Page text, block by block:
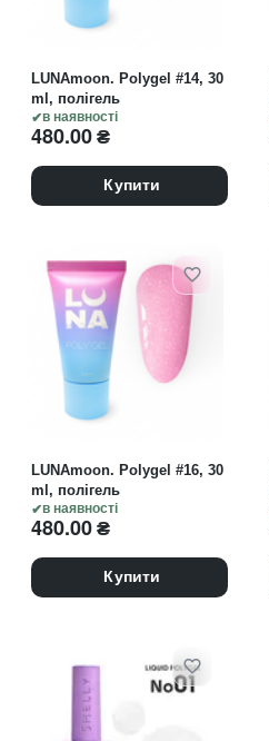
в наявності
LUNAmoon. Polygel #14, 30
ml, полігель
480.00₴
Купити
в наявності
LUNAmoon. Polygel #16, 30
ml, полігель
480.00₴
Купити